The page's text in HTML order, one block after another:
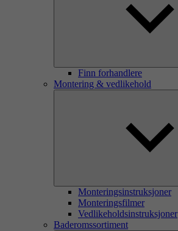
Finn forhandlere
Montering & vedlikehold
Monteringsinstruksjoner
Monteringsfilmer
Vedlikeholdsinstruksjoner
Baderomssortiment